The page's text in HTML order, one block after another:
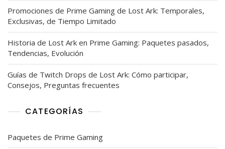
Promociones de Prime Gaming de Lost Ark: Temporales,
Exclusivas, de Tiempo Limitado
Historia de Lost Ark en Prime Gaming: Paquetes pasados,
Tendencias, Evolución
Guías de Twitch Drops de Lost Ark: Cómo participar,
Consejos, Preguntas frecuentes
CATEGORÍAS
Paquetes de Prime Gaming